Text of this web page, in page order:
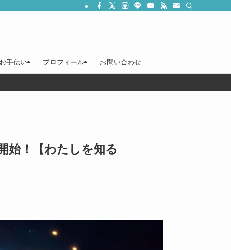
手伝い プロフィール お問い合わせ
始！【わたしを知る